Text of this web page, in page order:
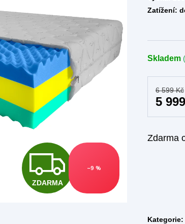
Z
D
ZDARMA
–9 %
Skladem
Zdarma
Zatížení:
Kategorie:
6 599 Kč
5